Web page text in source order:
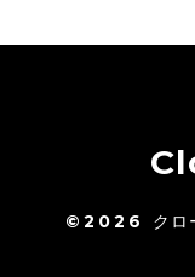
©2026 クロ